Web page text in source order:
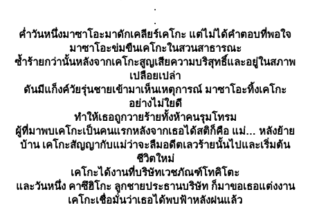
.
.
ค่ำวันหนึ่งมาซาโอะมาดักเคลียร์เคโกะ แต่ไม่ได้คำตอบที่พอใจ
มาซาโอะข่มขืนเคโกะในสวนสาธารณะ
ซ้ำร้ายกว่านั้นหลังจากเคโกะสูญเสียความบริสุทธิ์และอยู่ในสภาพ
เปลือยเปล่า
ดันมีแก็งค์วัยรุ่นชายเข้ามาเห็นเหตุการณ์ มาซาโอะทิ้งเคโกะ
อย่างไม่ใยดี
ทำให้เธอถูกวายร้ายทั้งห้าคนรุมโทรม
ผู้ที่มาพบเคโกะเป็นคนแรกหลังจากเธอได้สติก็คือ แม่ หลังย้า
บ้าน เคโกะสัญญากับแม่ว่าจะลืมอดีตเลวร้ายนั้นไปและเริ่มต้น
ชีวิตใหม่
เคโกะได้งานที่บริษัทเวชภัณฑ์โทคิโตะ
ละวันหนึ่ง คาซึฮิโกะ ลูกชายประธานบริษัท ก็มาขอเธอแต่งงาน
เคโกะเชื่อมั่นว่าเธอได้พบฟ้าหลังฝนแล้ว